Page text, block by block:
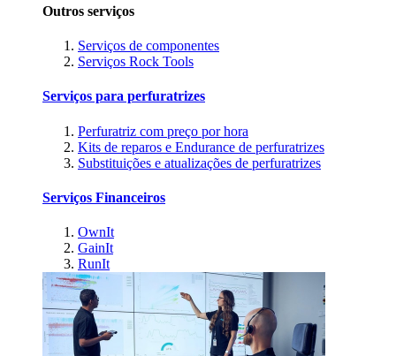
Outros serviços
Serviços de componentes
Serviços Rock Tools
Serviços para perfuratrizes
Perfuratriz com preço por hora
Kits de reparos e Endurance de perfuratrizes
Substituições e atualizações de perfuratrizes
Serviços Financeiros
OwnIt
GainIt
RunIt